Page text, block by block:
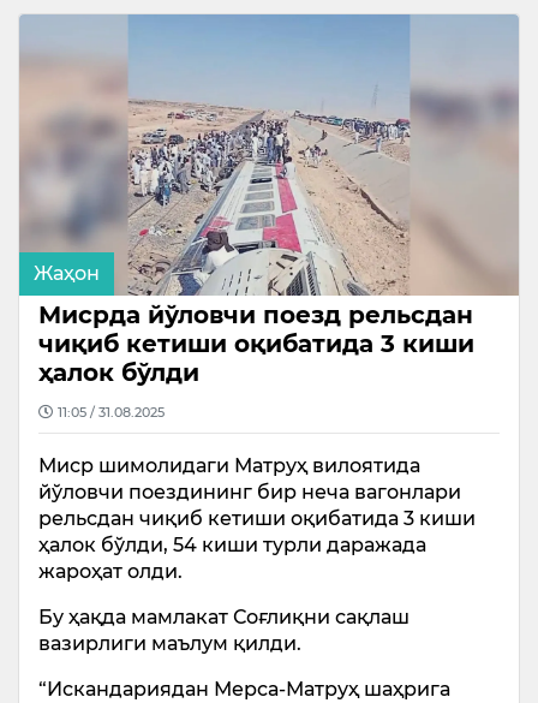
Жаҳон
Мисрда йўловчи поезд рельсдан
чиқиб кетиши оқибатида 3 киши
ҳалок бўлди
11:05 / 31.08.2025
Миср шимолидаги Матруҳ вилоятида
йўловчи поездининг бир неча вагонлари
рельсдан чиқиб кетиши оқибатида 3 киши
ҳалок бўлди, 54 киши турли даражада
жароҳат олди.
Бу ҳақда мамлакат Соғлиқни сақлаш
вазирлиги маълум қилди.
“Искандариядан Мерса-Матруҳ шаҳрига